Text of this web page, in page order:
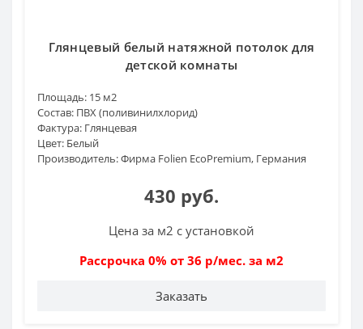
Глянцевый белый натяжной потолок для
детской комнаты
Площадь: 15 м2
Состав: ПВХ (поливинилхлорид)
Фактура: Глянцевая
Цвет: Белый
Производитель:Фирма Folien EcoPremium, Германия
430 руб.
Цена за м2 с установкой
Рассрочка 0% от 36 р/мес. за м2
Заказать